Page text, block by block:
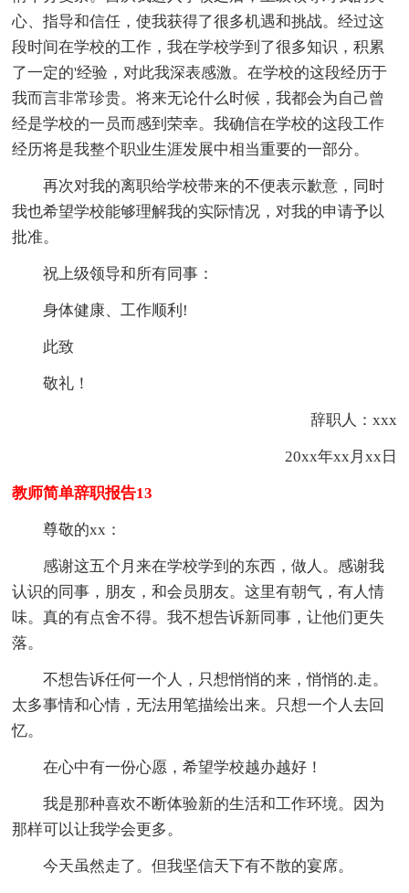
心、指导和信任，使我获得了很多机遇和挑战。经过这
段时间在学校的工作，我在学校学到了很多知识，积累
了一定的'经验，对此我深表感激。在学校的这段经历于
我而言非常珍贵。将来无论什么时候，我都会为自己曾
经是学校的一员而感到荣幸。我确信在学校的这段工作
经历将是我整个职业生涯发展中相当重要的一部分。
再次对我的离职给学校带来的不便表示歉意，同时
我也希望学校能够理解我的实际情况，对我的申请予以
批准。
祝上级领导和所有同事：
身体健康、工作顺利!
此致
敬礼！
辞职人：xxx
20xx年xx月xx日
教师简单辞职报告13
尊敬的xx：
感谢这五个月来在学校学到的东西，做人。感谢我
认识的同事，朋友，和会员朋友。这里有朝气，有人情
味。真的有点舍不得。我不想告诉新同事，让他们更失
落。
不想告诉任何一个人，只想悄悄的来，悄悄的.走。
太多事情和心情，无法用笔描绘出来。只想一个人去回
忆。
在心中有一份心愿，希望学校越办越好！
我是那种喜欢不断体验新的生活和工作环境。因为
那样可以让我学会更多。
今天虽然走了。但我坚信天下有不散的宴席。